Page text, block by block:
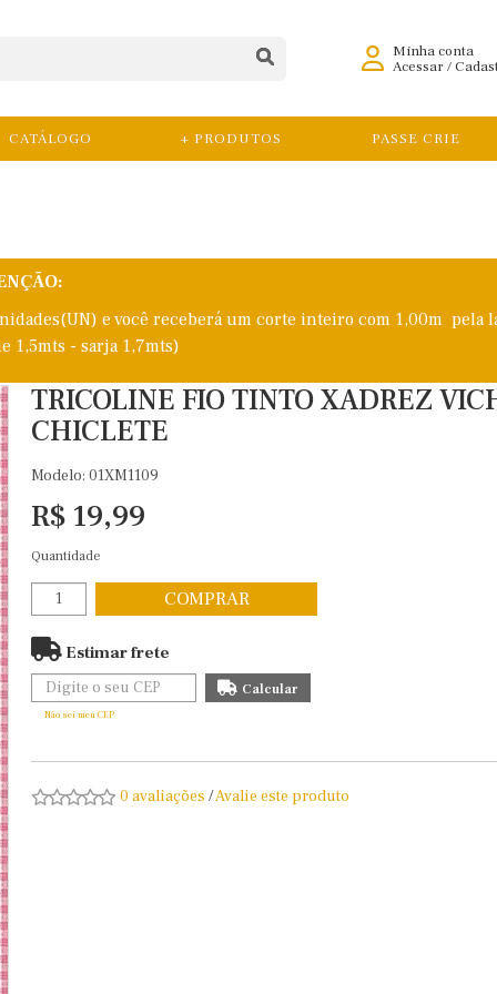
Minha conta
Acessar/
CATÁLOGO + PRODUTOS PASSE CRIE
e você receberá um corte inteiro com 1,00m pela
1,5mts - sarja 1,7mts)
TRICOLINE FIO TINTO XADREZ
CHICLETE
Modelo: 01XM1109
R$ 19,99
Quantidade
COMPRAR
Estimar frete
Não sei meu CEP
0 avaliações /Avalie este produto